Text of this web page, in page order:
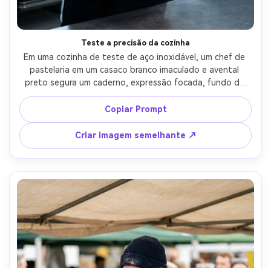
Teste a precisão da cozinha
Em uma cozinha de teste de aço inoxidável, um chef de
pastelaria em um casaco branco imaculado e avental
preto segura um caderno, expressão focada, fundo de
misturadores e bandejas suavemente borrados, luz do dia
fresca mais luz de borda de softbox de tira, Nikon Z9
85mm f/1.8, 4:5 cabeça e ombros molduras, olhar editorial
limpo, textura de pele natural, detalhes nítidos-AR 4:5
Copiar Prompt
Criar imagem semelhante ↗